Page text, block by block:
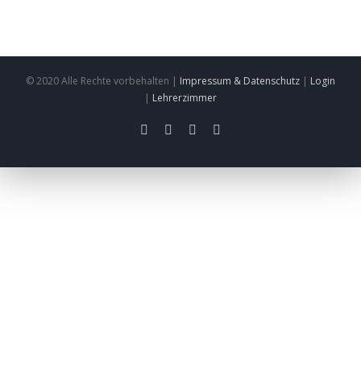
© 2020 Alle Rechte vorbehalten | Impressum & Datenschutz | Login
| Lehrerzimmer
facebook
twitter instagram